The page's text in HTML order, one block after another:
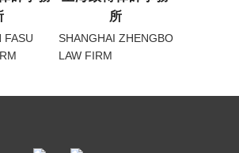
FASU
所
SHANGHAI ZHENGBO
LAW FIRM